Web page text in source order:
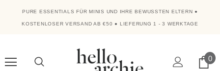
PURE ESSENTIALS FÜR MINIS UND IHRE BEWUSSTEN ELTERN ●
KOSTENLOSER VERSAND AB €50 ● LIEFERUNG 1 - 3 WERKTAGE
0